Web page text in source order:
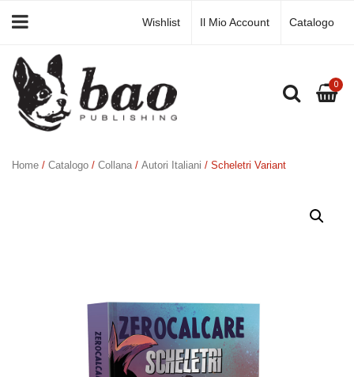
Wishlist Il Mio Account Catalogo
0
Home / Catalogo / Collana / Autori Italiani / Scheletri Variant